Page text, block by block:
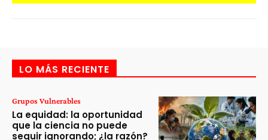
LO MÁS RECIENTE
Grupos Vulnerables
La equidad: la oportunidad
que la ciencia no puede
seguir ignorando; ¿la razón?